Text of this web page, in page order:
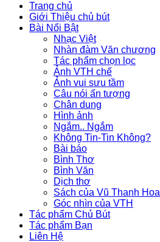
Trang chủ
Giới Thiệu chủ bút
Bài Nổi Bật
Nhạc Việt
Nhàn đàm Văn chương
Tác phẩm chọn lọc
Ảnh VTH chế
Ảnh vui sưu tầm
Câu nói ấn tượng
Chân dung
Hình ảnh
Ngắm.. Ngắm
Không Tin-Tin Không?
Bài báo
Bình Thơ
Bình Văn
Dịch thơ
Sách của Vũ Thanh Hoa
Góc nhìn của VTH
Tác phẩm Chủ Bút
Tác phẩm Bạn
Liên Hệ